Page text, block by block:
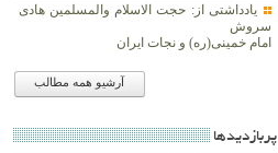
یادداشتی از: حجت الاسلام والمسلمین هادی
سروش
امام خمینی(ره) و نجات ایران
آرشیو همه مطالب
پربازديدها